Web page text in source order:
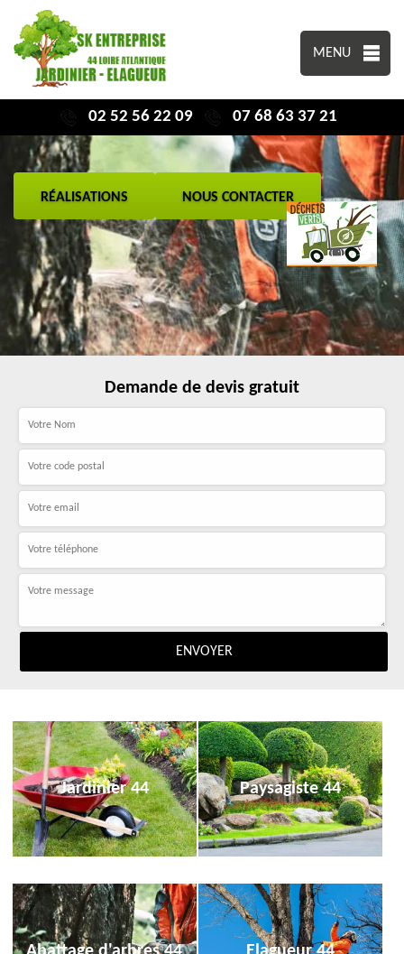
MENU
02 52 56 22 09 07 68 63 37 21
RÉALISATIONS NOUS CONTACTER
Demande de devis gratuit
Jardinier 44 Paysagiste 44